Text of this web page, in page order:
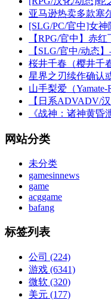
亚马逊热卖多款塞
[SLG/PC/官中]女神
【RPG/官中】赤
【SLG/官中/动态
桜井千春（樱井千
星界之刃续作确认
山手梨爱（
【日系ADVADV/
《战神：诸神黄昏
网站分类
未分类
gamesinnews
game
acggame
bafang
标签列表
公司 (224)
游戏 (6341)
微软 (320)
美元 (177)